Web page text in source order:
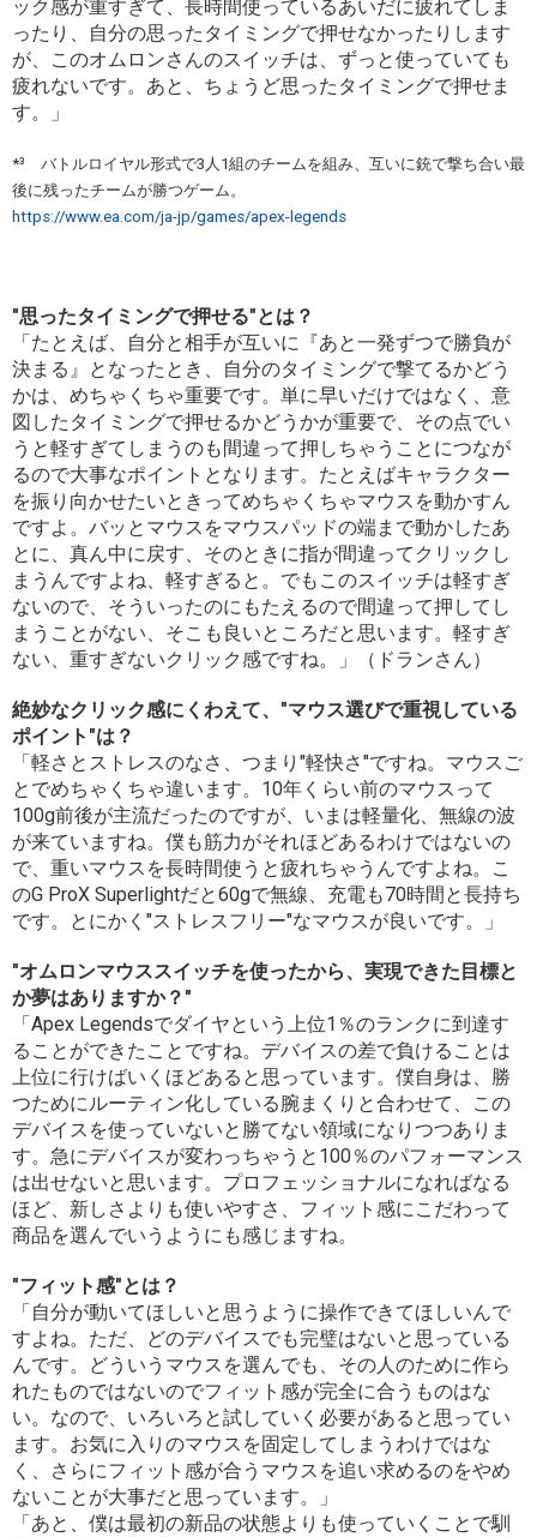
ック感が重すぎて、長時間使っているあいだに疲れてしま
ったり、自分の思ったタイミングで押せなかったりします
が、このオムロンさんのスイッチは、ずっと使っていても
疲れないです。あと、ちょうど思ったタイミングで押せま
す。」
*³ バトルロイヤル形式で3人1組のチームを組み、互いに銃で撃ち合い最
後に残ったチームが勝つゲーム。
https://www.ea.com/ja-jp/games/apex-legends
"思ったタイミングで押せる"とは？
「たとえば、自分と相手が互いに『あと一発ずつで勝負が
決まる』となったとき、自分のタイミングで撃てるかどう
かは、めちゃくちゃ重要です。単に早いだけではなく、意
図したタイミングで押せるかどうかが重要で、その点でい
うと軽すぎてしまうのも間違って押しちゃうことにつなが
るので大事なポイントとなります。たとえばキャラクター
を振り向かせたいときってめちゃくちゃマウスを動かすん
ですよ。バッとマウスをマウスパッドの端まで動かしたあ
とに、真ん中に戻す、そのときに指が間違ってクリックし
まうんですよね、軽すぎると。でもこのスイッチは軽すぎ
ないので、そういったのにもたえるので間違って押してし
まうことがない、そこも良いところだと思います。軽すぎ
ない、重すぎないクリック感ですね。」（ドランさん）
絶妙なクリック感にくわえて、"マウス選びで重視している
ポイント"は？
「軽さとストレスのなさ、つまり"軽快さ"ですね。マウスご
とでめちゃくちゃ違います。10年くらい前のマウスって
100g前後が主流だったのですが、いまは軽量化、無線の波
が来ていますね。僕も筋力がそれほどあるわけではないの
で、重いマウスを長時間使うと疲れちゃうんですよね。こ
のG ProX Superlightだと60gで無線、充電も70時間と長持ち
です。とにかく"ストレスフリー"なマウスが良いです。」
"オムロンマウススイッチを使ったから、実現できた目標と
か夢はありますか？"
「Apex Legendsでダイヤという上位1％のランクに到達す
ることができたことですね。デバイスの差で負けることは
上位に行けばいくほどあると思っています。僕自身は、勝
つためにルーティン化している腕まくりと合わせて、この
デバイスを使っていないと勝てない領域になりつつありま
す。急にデバイスが変わっちゃうと100％のパフォーマンス
は出せないと思います。プロフェッショナルになればなる
ほど、新しさよりも使いやすさ、フィット感にこだわって
商品を選んでいうようにも感じますね。
"フィット感"とは？
「自分が動いてほしいと思うように操作できてほしいんで
すよね。ただ、どのデバイスでも完璧はないと思っている
んです。どういうマウスを選んでも、その人のために作ら
れたものではないのでフィット感が完全に合うものはな
い。なので、いろいろと試していく必要があると思ってい
ます。お気に入りのマウスを固定してしまうわけではな
く、さらにフィット感が合うマウスを追い求めるのをやめ
ないことが大事だと思っています。」
「あと、僕は最初の新品の状態よりも使っていくことで馴